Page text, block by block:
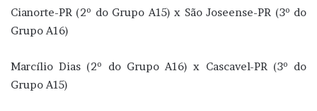
Cianorte-PR (2º do Grupo A15) x São Joseense-PR (3º do
Grupo A16)
Marcílio Dias (2º do Grupo A16) x Cascavel-PR (3º do
Grupo A15)